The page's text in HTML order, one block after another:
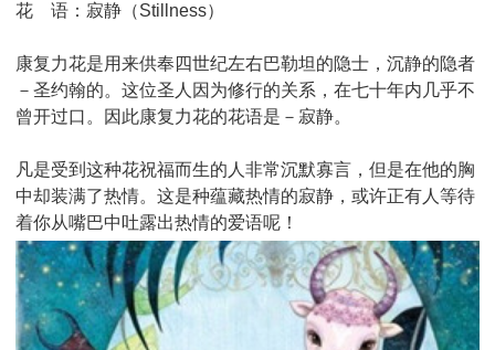
花 语：寂静（Stillness）
康复力花是用来供奉四世纪左右巴勒坦的隐士，沉静的隐者
－圣约翰的。这位圣人因为修行的关系，在七十年内几乎不
曾开过口。因此康复力花的花语是－寂静。
凡是受到这种花祝福而生的人非常沉默寡言，但是在他的胸
中却装满了热情。这是种蕴藏热情的寂静，或许正有人等待
着你从嘴巴中吐露出热情的爱语呢！